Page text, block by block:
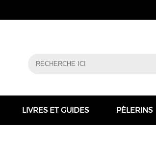
LIVRES ET GUIDES PÈLERINS